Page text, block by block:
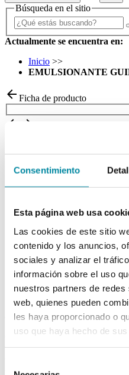
Consentimiento
Esta página web usa
Las cookies de este sitio
contenido y los anuncios,
sociales y analizar el
información sobre el uso
nuestros partners de
web, quienes pueden
les haya proporcionado o
uso que haya hecho de sus
Búsqueda en el sitio
Actualmente se encuentra en:
Inicio >>
EMULSIONANTE
arrow_back Ficha de producto
chevron_left chevron_right
adquiriendo este producto
consigue 15 puntos de